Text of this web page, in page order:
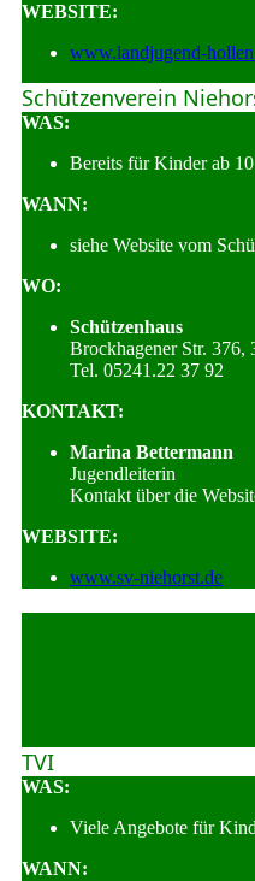
WEBSITE:
www.landjugend-
Schützenverein
WAS:
Bereits für Kinder ab
WANN:
siehe Website vom
WO:
Schützenhaus
Brockhagener Str. 376,
Tel. 05241.22 37 92
KONTAKT:
Marina Bettermann
Jugendleiterin
Kontakt über die
WEBSITE:
www.sv-niehorst.de
TVI
WAS:
Viele Angebote für
WANN: